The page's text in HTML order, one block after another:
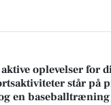
oplevelser for
står på
en baseballtræning